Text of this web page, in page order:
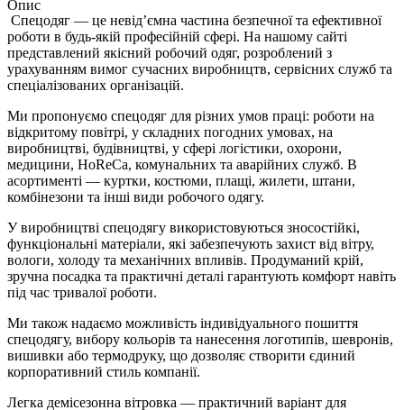
Опис
Спецодяг — це невід’ємна частина безпечної та ефективної
роботи в будь-якій професійній сфері. На нашому сайті
представлений якісний робочий одяг, розроблений з
урахуванням вимог сучасних виробництв, сервісних служб та
спеціалізованих організацій.
Ми пропонуємо спецодяг для різних умов праці: роботи на
відкритому повітрі, у складних погодних умовах, на
виробництві, будівництві, у сфері логістики, охорони,
медицини, HoReCa, комунальних та аварійних служб. В
асортименті — куртки, костюми, плащі, жилети, штани,
комбінезони та інші види робочого одягу.
У виробництві спецодягу використовуються зносостійкі,
функціональні матеріали, які забезпечують захист від вітру,
вологи, холоду та механічних впливів. Продуманий крій,
зручна посадка та практичні деталі гарантують комфорт навіть
під час тривалої роботи.
Ми також надаємо можливість індивідуального пошиття
спецодягу, вибору кольорів та нанесення логотипів, шевронів,
вишивки або термодруку, що дозволяє створити єдиний
корпоративний стиль компанії.
Легка демісезонна вітровка — практичний варіант для